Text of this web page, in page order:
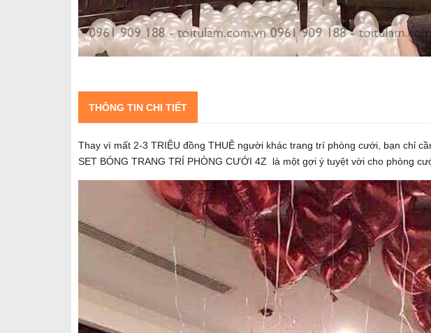
THÔNG TIN CHI TIẾT
Thay vì mất 2-3 TRIỆU đồng THUÊ người khác trang trí phòng cưới, bạn chỉ
SET BÓNG TRANG TRÍ PHÒNG CƯỚI 4Z là một gợi ý tuyệt vời cho phòng